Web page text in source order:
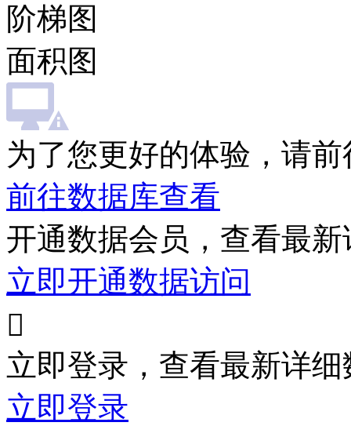
阶梯图
面积图
为了您更好的体验，请
前往数据库查看
开通数据会员，查看最
立即开通数据访问

立即登录，查看最新详细
立即登录